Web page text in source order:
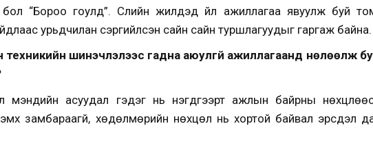
“Бороо гоулд”. Сүүлийн жилүүдэд үйл ажиллагаа явуулж буй
урьдчилан сэргийлсэн сайн сайн туршлагуудыг гаргаж байна.
шинэчлэлээс гадна аюулгүй ажиллагаанд нөлөөлж
мэндийн асуудал гэдэг нь нэгдүгээрт ажлын байрны
замбараагүй, хөдөлмөрийн нөхцөл нь хортой байвал эрсдэл